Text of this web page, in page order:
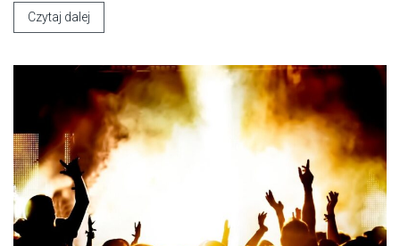
Czytaj dalej